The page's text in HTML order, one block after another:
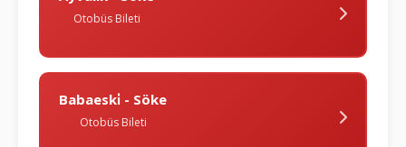
Otobüs Bileti
Babaeski̇ - Söke
Otobüs Bileti